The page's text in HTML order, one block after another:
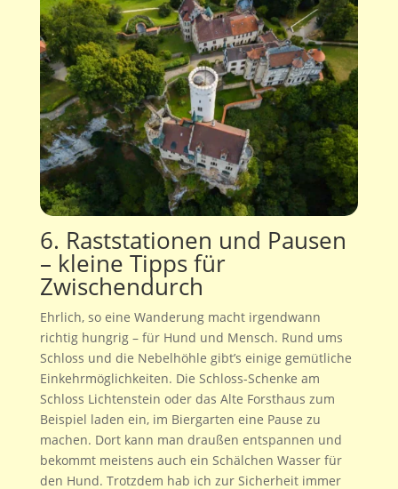
6. Raststationen und Pausen
– kleine Tipps für
Zwischendurch
Ehrlich, so eine Wanderung macht irgendwann
richtig hungrig – für Hund und Mensch. Rund ums
Schloss und die Nebelhöhle gibt’s einige gemütliche
Einkehrmöglichkeiten. Die Schloss-Schenke am
Schloss Lichtenstein oder das Alte Forsthaus zum
Beispiel laden ein, im Biergarten eine Pause zu
machen. Dort kann man draußen entspannen und
bekommt meistens auch ein Schälchen Wasser für
den Hund. Trotzdem hab ich zur Sicherheit immer